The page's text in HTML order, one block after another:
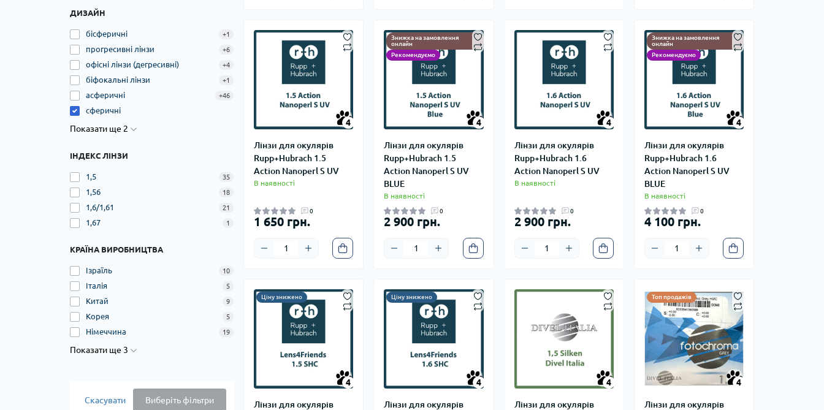
ДИЗАЙН
бісферичні +1
прогресивні лінзи +6
офісні лінзи (дегресивні) +4
біфокальні лінзи +1
асферичні +46
сферичні
Показати ще 2
ІНДЕКС ЛІНЗИ
1,5 35
1,56 18
1,6/1,61 21
1,67 1
КРАЇНА ВИРОБНИЦТВА
Ізраїль 10
Італія 5
Китай 9
Корея 5
Німеччина 19
Показати ще 3
Скасувати Виберіть фільтри
4
4
Лінзи для окулярів
Rupp+Hubrach 1.5
Action Nanoperl S UV
В наявності
0
1 650 грн.
Знижка на замовлення
онлайн
Рекомендуємо
4
4
Лінзи для окулярів
Rupp+Hubrach 1.5
Action Nanoperl S UV
BLUE
В наявності
0
2 900 грн.
4
4
Лінзи для окулярів
Rupp+Hubrach 1.6
Action Nanoperl S UV
В наявності
0
2 900 грн.
Знижка на замовлення
онлайн
Рекомендуємо
4
4
Лінзи для окулярів
Rupp+Hubrach 1.6
Action Nanoperl S UV
BLUE
В наявності
0
4 100 грн.
Ціну знижено
4
4
Лінзи для окулярів
Ціну знижено
4
4
Лінзи для окулярів
4
4
Лінзи для окулярів
Топ продажів
4
4
Лінзи для окулярів